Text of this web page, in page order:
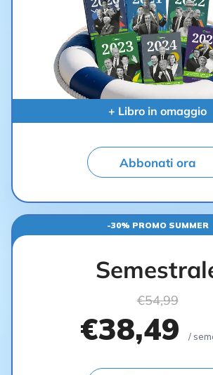
+ Libro in omaggio
Abbonati ora
-30% PROMO SUMMER
€54,99
€38,49 /